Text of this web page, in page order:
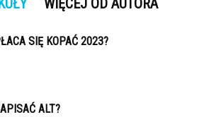
WIĘCEJ OD AUTORA
SIĘ KOPAĆ 2023?
ALT?